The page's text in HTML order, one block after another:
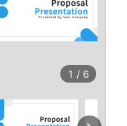
1 / 6